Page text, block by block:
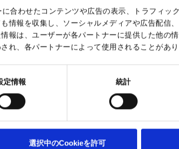
合わせたコンテンツや広告の表示、トラフィッ
情報を収集し、ソーシャルメディアや広告配信
報は、ユーザーが各パートナーに提供した他の
れ、各パートナーによって使用されることがあ
定情報 統計
選択中のCookieを許可